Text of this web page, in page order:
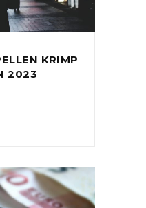
KRIMP
2023